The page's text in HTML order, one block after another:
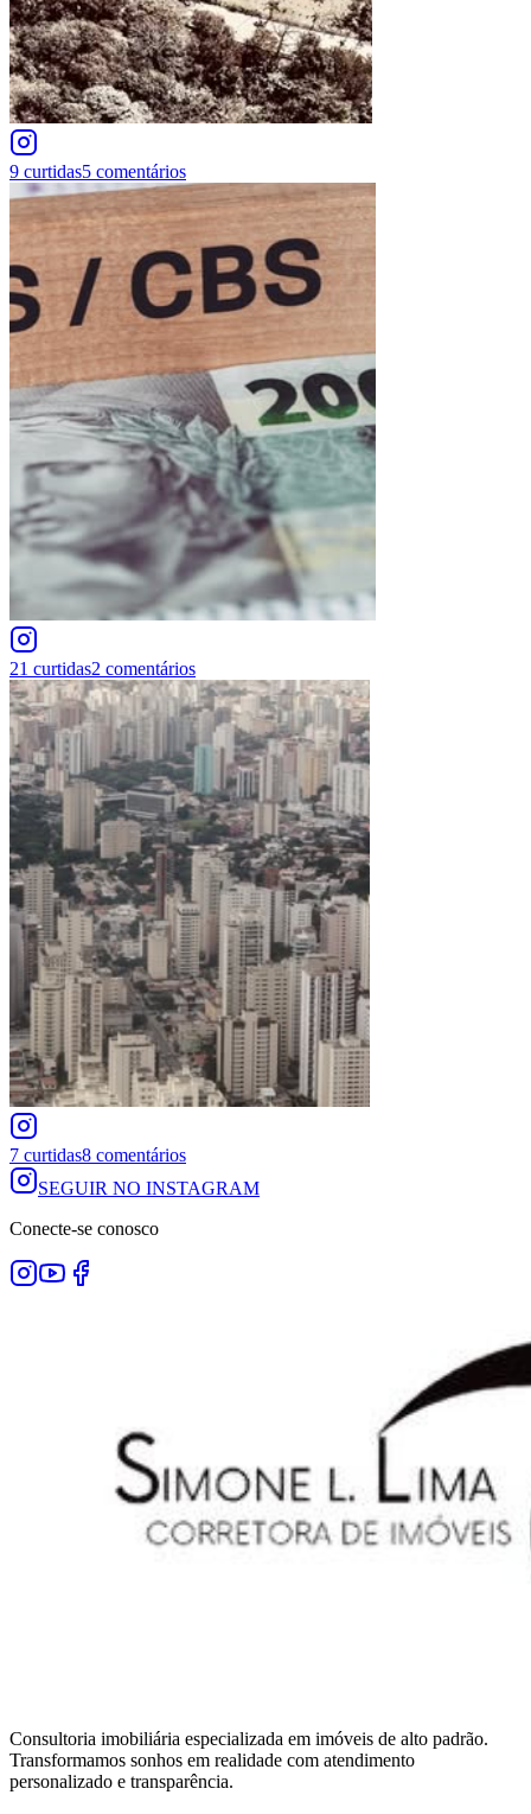
9 curtidas5 comentários
21 curtidas2 comentários
7 curtidas8 comentários
SEGUIR NO INSTAGRAM
Conecte-se conosco
Consultoria imobiliária especializada em imóveis de alto padrão.
Transformamos sonhos em realidade com atendimento
personalizado e transparência.